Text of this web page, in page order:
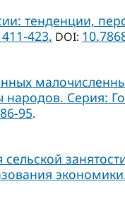
тенденции,
423. DOI:
народов. Серия:
95.